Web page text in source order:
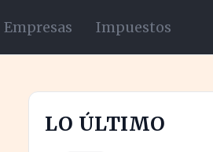
Empresas Impuestos
LO ÚLTIMO